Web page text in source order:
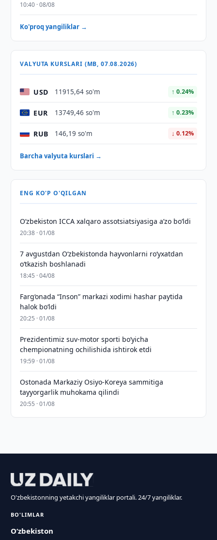
10:40 · 08/08
Ko'proq yangiliklar →
VALYUTA KURSLARI (MB, 07.08.2026)
USD 11915,64 so'm ↑ 0.24%
EUR 13749,46 so'm ↑ 0.23%
RUB 146,19 so'm ↓ 0.12%
Barcha valyuta kurslari →
ENG KO'P O'QILGAN
O‘zbekiston ICCA xalqaro assotsiatsiyasiga aʼzo bo‘ldi
20:38 · 01/08
7 avgustdan O‘zbekistonda hayvonlarni ro‘yxatdan
o‘tkazish boshlanadi
18:45 · 04/08
Farg‘onada “Inson” markazi xodimi hashar paytida
halok bo‘ldi
20:25 · 01/08
Prezidentimiz suv-motor sporti bo‘yicha
chempionatning ochilishida ishtirok etdi
19:59 · 01/08
Ostonada Markaziy Osiyo-Koreya sammitiga
tayyorgarlik muhokama qilindi
20:55 · 01/08
O'zbekistonning yetakchi yangiliklar portali. 24/7 yangiliklar.
BO'LIMLAR
O‘zbekiston